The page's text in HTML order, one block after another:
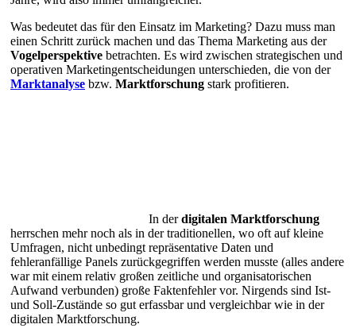
Was bedeutet das für den Einsatz im Marketing? Dazu muss man
einen Schritt zurück machen und das Thema Marketing aus der
Vogelperspektive betrachten. Es wird zwischen strategischen und
operativen Marketingentscheidungen unterschieden, die von der
Marktanalyse bzw. Marktforschung stark profitieren.
In derdigitalen Marktforschung
herrschen mehr noch als in der traditionellen, wo oft auf kleine
Umfragen, nicht unbedingt repräsentative Daten und
fehleranfällige Panels zurückgegriffen werden musste (alles andere
war mit einem relativ großen zeitliche und organisatorischen
Aufwand verbunden) große Faktenfehler vor. Nirgends sind Ist-
und Soll-Zustände so gut erfassbar und vergleichbar wie in der
digitalen Marktforschung.